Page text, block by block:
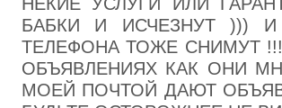
БАБКИ И ИСЧЕЗНУТ )))
ТЕЛЕФОНА ТОЖЕ СНИМУТ
ОБЪЯВЛЕНИЯХ КАК ОНИ
МОЕЙ ПОЧТОЙ ДАЮТ